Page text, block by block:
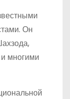
Он
многими